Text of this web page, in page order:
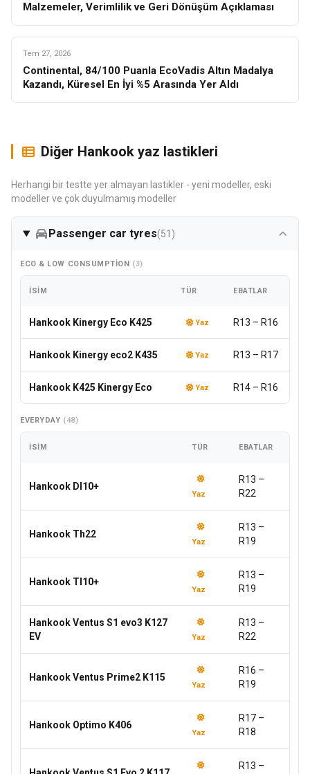
Malzemeler, Verimlilik ve Geri Dönüşüm Açıklaması
KIŞ
Tem 27, 2026
Continental, 84/100 Puanla EcoVadis Altın Madalya
Kazandı, Küresel En İyi %5 Arasında Yer Aldı
Diğer Hankook yaz lastikleri
Herhangi bir testte yer almayan lastikler - yeni modeller, eski
modeller ve çok duyulmamış modeller
Passenger car tyres(51)
ECO & LOW CONSUMPTION (3)
İSIM TÜR EBATLAR
Hankook Kinergy Eco K425 Yaz R13 – R16
Hankook Kinergy eco2 K435 Yaz R13 – R17
Hankook K425 Kinergy Eco Yaz R14 – R16
EVERYDAY (48)
İSIM TÜR EBATLAR
Hankook Dl10+
Yaz
R13 –
R22
Hankook Th22
Yaz
R13 –
R19
Hankook Tl10+
Yaz
R13 –
R19
Hankook Ventus S1 evo3 K127
EV
Yaz
R13 –
R22
Hankook Ventus Prime2 K115
Yaz
R16 –
R19
Hankook Optimo K406
Yaz
R17 –
R18
R13 –